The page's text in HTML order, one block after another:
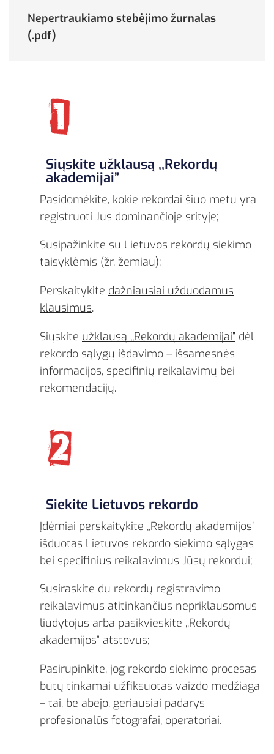
Nepertraukiamo stebėjimo žurnalas
(.pdf)
Siųskite užklausą ,,Rekordų
akademijai”
Pasidomėkite, kokie rekordai šiuo metu yra
registruoti Jus dominančioje srityje;
Susipažinkite su Lietuvos rekordų siekimo
taisyklėmis (žr. žemiau);
Perskaitykite dažniausiai užduodamus
klausimus.
Siųskite užklausą ,,Rekordų akademijai” dėl
rekordo sąlygų išdavimo – išsamesnės
informacijos, specifinių reikalavimų bei
rekomendacijų.
Siekite Lietuvos rekordo
Įdėmiai perskaitykite ,,Rekordų akademijos”
išduotas Lietuvos rekordo siekimo sąlygas
bei specifinius reikalavimus Jūsų rekordui;
Susiraskite du rekordų registravimo
reikalavimus atitinkančius nepriklausomus
liudytojus arba pasikvieskite ,,Rekordų
akademijos” atstovus;
Pasirūpinkite, jog rekordo siekimo procesas
būtų tinkamai užfiksuotas vaizdo medžiaga
– tai, be abejo, geriausiai padarys
profesionalūs fotografai, operatoriai.